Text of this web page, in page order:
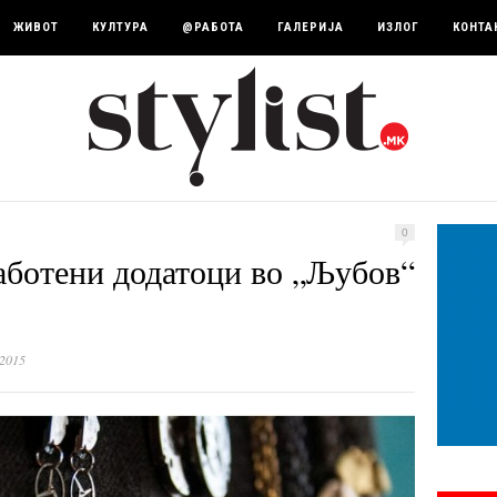
ЖИВОТ КУЛТУРА @РАБОТА ГАЛЕРИЈА ИЗЛОГ
0
додатоци во „Љубов“